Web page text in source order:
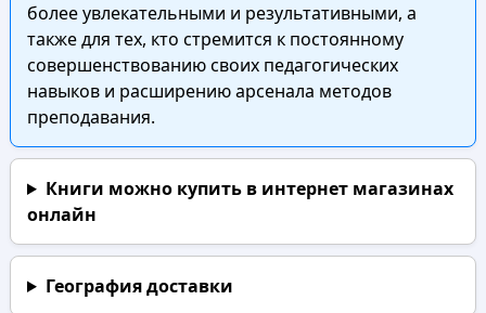
более увлекательными и результативными, а
также для тех, кто стремится к постоянному
совершенствованию своих педагогических
навыков и расширению арсенала методов
преподавания.
Книги можно купить в интернет магазинах
онлайн
География доставки